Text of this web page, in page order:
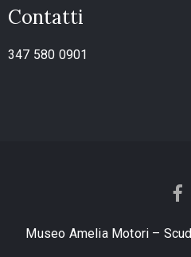
Contatti
347 580 0901
Museo Amelia Motori –